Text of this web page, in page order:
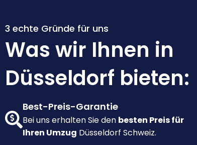
3 echte Gründe für uns
Was wir Ihnen in
Düsseldorf bieten:
Best-Preis-Garantie
Bei uns erhalten Sie den besten Preis für
Ihren Umzug Düsseldorf Schweiz.